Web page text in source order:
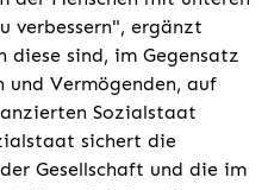
verbessern", ergänzt
diese sind, im Gegensatz
und Vermögenden, auf
Sozialstaat
sichert die
Gesellschaft und die im